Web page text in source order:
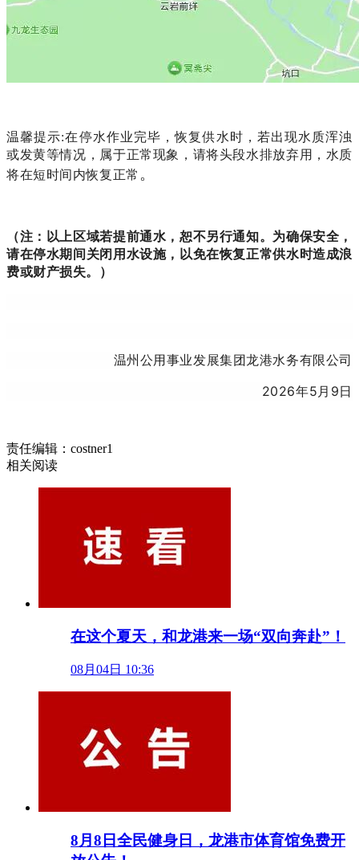
温馨提示:在停水作业完毕，恢复供水时，若出现水质浑浊
或发黄等情况，属于正常现象，请将头段水排放弃用，水质
将在短时间内恢复正常 。
（注：以上区域若提前通水，恕不另行通知。为确保安全，
请在停水期间关闭用水设施，以免在恢复正常供水时造成浪
费或财产损失。）
温州公用事业发展集团龙港水务有限公司
2026年5 月9日
责任编辑：costner1
相关阅读
在这个夏天，和龙港来一场“双向奔赴”！
08月04日 10:36
8月8日全民健身日，龙港市体育馆免费开